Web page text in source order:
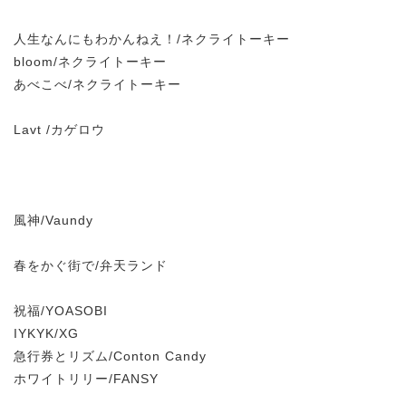
人生なんにもわかんねえ！/ネクライトーキー
bloom/ネクライトーキー
あべこべ/ネクライトーキー
Lavt /カゲロウ
風神/Vaundy
春をかぐ街で/弁天ランド
祝福/YOASOBI
IYKYK/XG
急行券とリズム/Conton Candy
ホワイトリリー/FANSY